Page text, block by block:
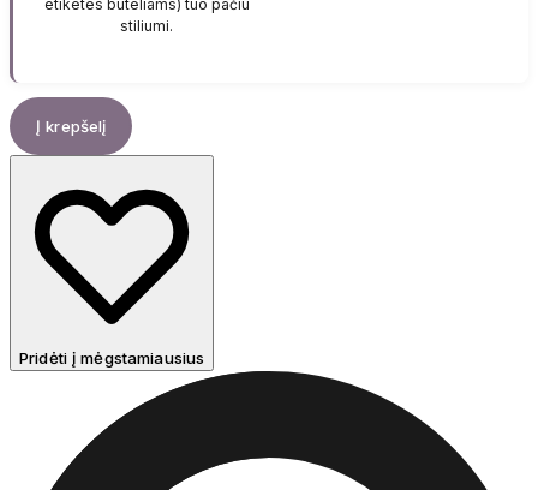
etiketes buteliams) tuo pačiu
stiliumi.
Į krepšelį
Pridėti į mėgstamiausius